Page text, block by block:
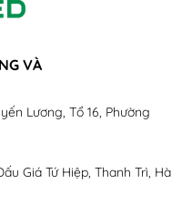
VÀ
Lương, Tổ 16, Phường
Giá Tứ Hiệp, Thanh Trì, Hà